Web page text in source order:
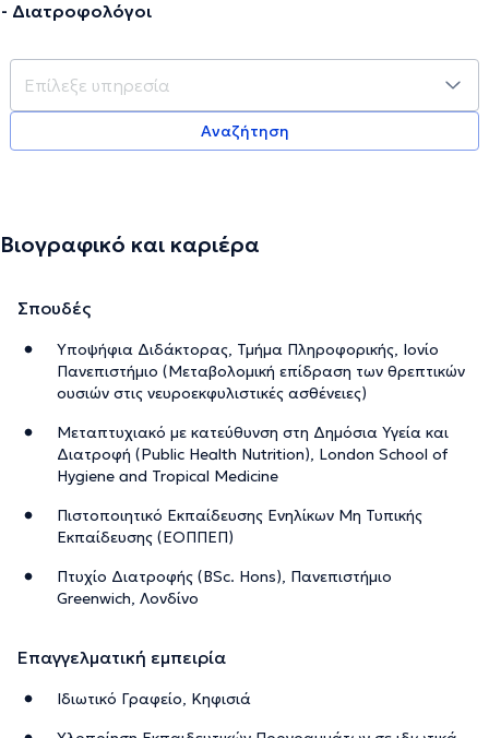
- Διατροφολόγοι
Αναζήτηση
Βιογραφικό και καριέρα
Σπουδές
Υποψήφια Διδάκτορας, Τμήμα Πληροφορικής, Ιονίο
Πανεπιστήμιο (Μεταβολομική επίδραση των θρεπτικών
ουσιών στις νευροεκφυλιστικές ασθένειες)
Μεταπτυχιακό με κατεύθυνση στη Δημόσια Υγεία και
Διατροφή (Public Health Nutrition), London School of
Hygiene and Tropical Medicine
Πιστοποιητικό Εκπαίδευσης Ενηλίκων Μη Τυπικής
Εκπαίδευσης (ΕΟΠΠΕΠ)
Πτυχίο Διατροφής (BSc. Hons), Πανεπιστήμιο
Greenwich, Λονδίνο
Επαγγελματική εμπειρία
Ιδιωτικό Γραφείο, Κηφισιά